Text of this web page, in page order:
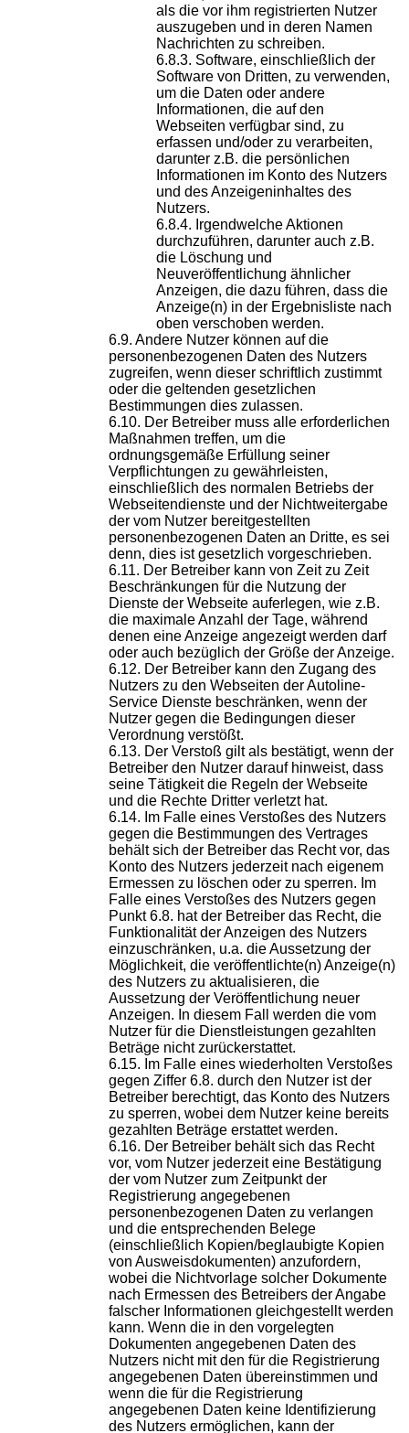
als die vor ihm registrierten Nutzer
auszugeben und in deren Namen
Nachrichten zu schreiben.
Software, einschließlich der
Software von Dritten, zu verwenden,
um die Daten oder andere
Informationen, die auf den
Webseiten verfügbar sind, zu
erfassen und/oder zu verarbeiten,
darunter z.B. die persönlichen
Informationen im Konto des Nutzers
und des Anzeigeninhaltes des
Nutzers.
Irgendwelche Aktionen
durchzuführen, darunter auch z.B.
die Löschung und
Neuveröffentlichung ähnlicher
Anzeigen, die dazu führen, dass die
Anzeige(n) in der Ergebnisliste nach
oben verschoben werden.
Andere Nutzer können auf die
personenbezogenen Daten des Nutzers
zugreifen, wenn dieser schriftlich zustimmt
oder die geltenden gesetzlichen
Bestimmungen dies zulassen.
Der Betreiber muss alle erforderlichen
Maßnahmen treffen, um die
ordnungsgemäße Erfüllung seiner
Verpflichtungen zu gewährleisten,
einschließlich des normalen Betriebs der
Webseitendienste und der Nichtweitergabe
der vom Nutzer bereitgestellten
personenbezogenen Daten an Dritte, es sei
denn, dies ist gesetzlich vorgeschrieben.
Der Betreiber kann von Zeit zu Zeit
Beschränkungen für die Nutzung der
Dienste der Webseite auferlegen, wie z.B.
die maximale Anzahl der Tage, während
denen eine Anzeige angezeigt werden darf
oder auch bezüglich der Größe der Anzeige.
Der Betreiber kann den Zugang des
Nutzers zu den Webseiten der Autoline-
Service Dienste beschränken, wenn der
Nutzer gegen die Bedingungen dieser
Verordnung verstößt.
Der Verstoß gilt als bestätigt, wenn der
Betreiber den Nutzer darauf hinweist, dass
seine Tätigkeit die Regeln der Webseite
und die Rechte Dritter verletzt hat.
Im Falle eines Verstoßes des Nutzers
gegen die Bestimmungen des Vertrages
behält sich der Betreiber das Recht vor, das
Konto des Nutzers jederzeit nach eigenem
Ermessen zu löschen oder zu sperren. Im
Falle eines Verstoßes des Nutzers gegen
Punkt 6.8. hat der Betreiber das Recht, die
Funktionalität der Anzeigen des Nutzers
einzuschränken, u.a. die Aussetzung der
Möglichkeit, die veröffentlichte(n) Anzeige(n)
des Nutzers zu aktualisieren, die
Aussetzung der Veröffentlichung neuer
Anzeigen. In diesem Fall werden die vom
Nutzer für die Dienstleistungen gezahlten
Beträge nicht zurückerstattet.
Im Falle eines wiederholten Verstoßes
gegen Ziffer 6.8. durch den Nutzer ist der
Betreiber berechtigt, das Konto des Nutzers
zu sperren, wobei dem Nutzer keine bereits
gezahlten Beträge erstattet werden.
Der Betreiber behält sich das Recht
vor, vom Nutzer jederzeit eine Bestätigung
der vom Nutzer zum Zeitpunkt der
Registrierung angegebenen
personenbezogenen Daten zu verlangen
und die entsprechenden Belege
(einschließlich Kopien/beglaubigte Kopien
von Ausweisdokumenten) anzufordern,
wobei die Nichtvorlage solcher Dokumente
nach Ermessen des Betreibers der Angabe
falscher Informationen gleichgestellt werden
kann. Wenn die in den vorgelegten
Dokumenten angegebenen Daten des
Nutzers nicht mit den für die Registrierung
angegebenen Daten übereinstimmen und
wenn die für die Registrierung
angegebenen Daten keine Identifizierung
des Nutzers ermöglichen, kann der